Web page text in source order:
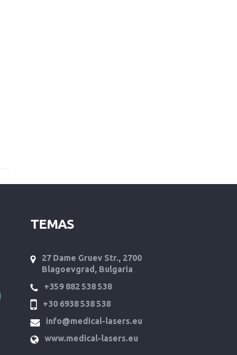
TEMAS
27 Dame Gruev Str., 2700
Blagoevgrad, Bulgaria
+359 882 538 538
+30 6938 538 538
info@medical-lasers.eu
www.medical-lasers.eu